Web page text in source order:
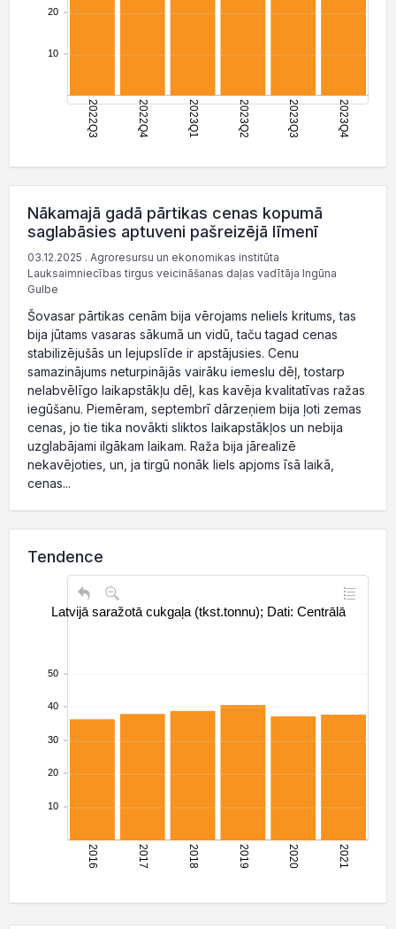
Nākamajā gadā pārtikas cenas kopumā
saglabāsies aptuveni pašreizējā līmenī
03.12.2025 . Agroresursu un ekonomikas institūta
Lauksaimniecības tirgus veicināšanas daļas vadītāja Ingūna
Gulbe
Šovasar pārtikas cenām bija vērojams neliels kritums, tas
bija jūtams vasaras sākumā un vidū, taču tagad cenas
stabilizējušās un lejupslīde ir apstājusies. Cenu
samazinājums neturpinājās vairāku iemeslu dēļ, tostarp
nelabvēlīgo laikapstākļu dēļ, kas kavēja kvalitatīvas ražas
iegūšanu. Piemēram, septembrī dārzeņiem bija ļoti zemas
cenas, jo tie tika novākti sliktos laikapstākļos un nebija
uzglabājami ilgākam laikam. Raža bija jārealizē
nekavējoties, un, ja tirgū nonāk liels apjoms īsā laikā,
cenas...
Tendence